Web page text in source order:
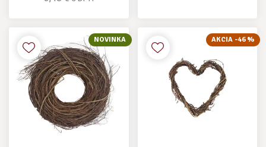
NOVINKA AKCIA -46 %